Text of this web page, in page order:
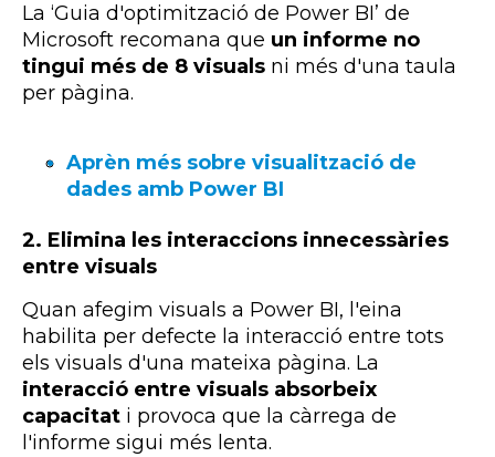
La ‘Guia d'optimització de Power BI’ de
Microsoft recomana que un informe no
tingui més de 8 visuals ni més d'una taula
per pàgina.
Aprèn més sobre visualització de
dades amb Power BI
2. Elimina les interaccions innecessàries
entre visuals
Quan afegim visuals a Power BI, l'eina
habilita per defecte la interacció entre tots
els visuals d'una mateixa pàgina. La
interacció entre visuals absorbeix
capacitat i provoca que la càrrega de
l'informe sigui més lenta.